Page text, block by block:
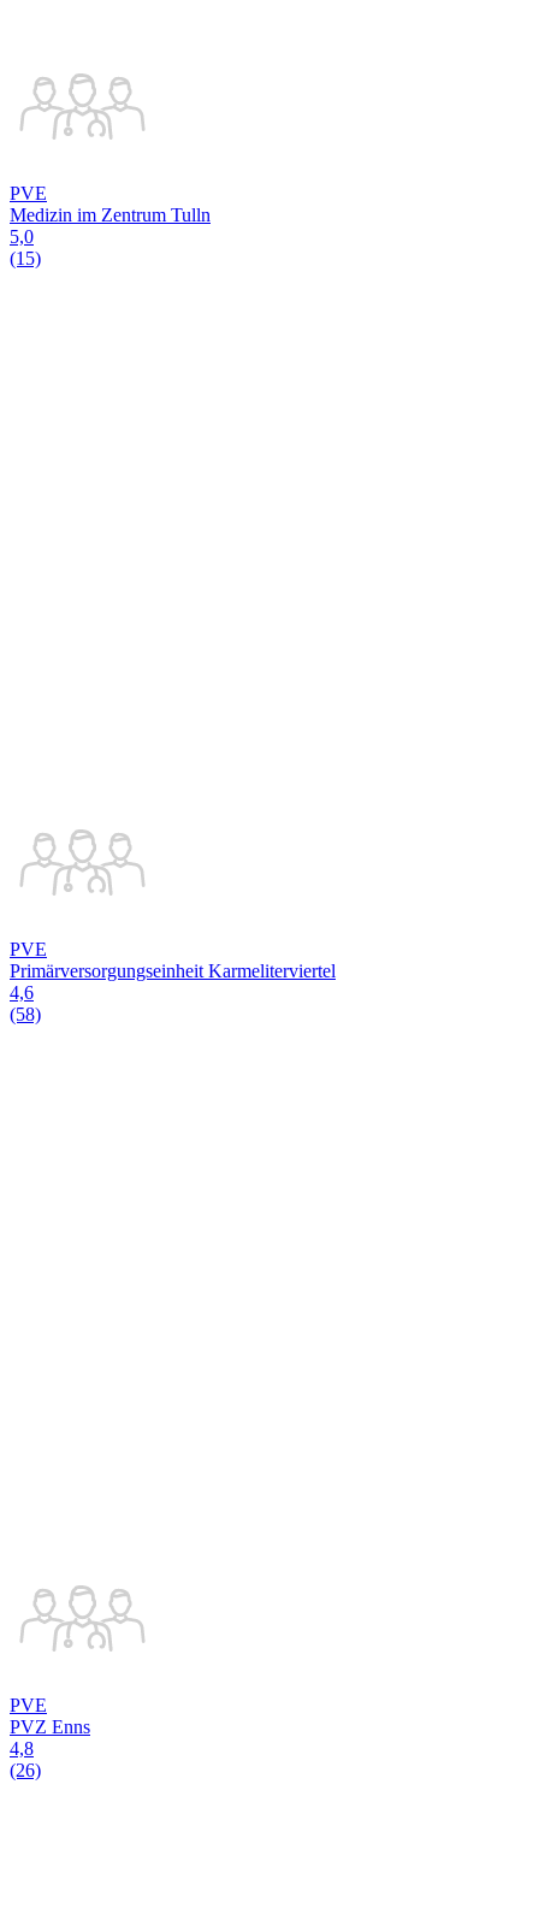
PVE
Medizin im Zentrum Tulln
5,0
(15)
PVE
Primärversorgungseinheit Karmeliterviertel
4,6
(58)
PVE
PVZ Enns
4,8
(26)